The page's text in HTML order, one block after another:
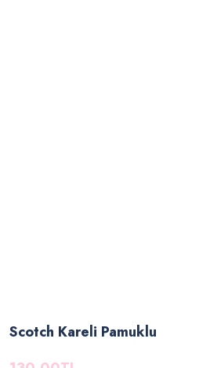
Scotch Kareli Pamuklu